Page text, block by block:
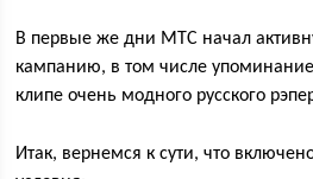
В первые же дни МТС начал
кампанию, в том числе упоминание
клипе очень модного русского
Итак, вернемся к сути, что